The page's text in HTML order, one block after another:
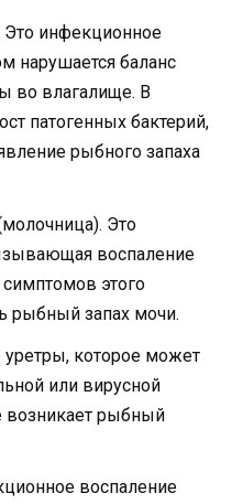
Это инфекционное
нарушается баланс
во влагалище. В
патогенных бактерий,
рыбного запаха
Это
воспаление
этого
рыбный запах мочи.
уретры, которое может
или вирусной
возникает рыбный
воспаление